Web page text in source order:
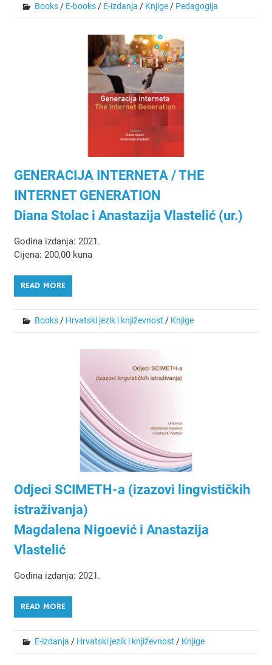
Books/ E-books/ E-izdanja / Knjige/ Pedagogija
GENERACIJA INTERNETA / THE
INTERNET GENERATION
Diana Stolac i Anastazija Vlastelić (ur.)
Godina izdanja: 2021.
Cijena: 200,00 kuna
READ MORE
Books/ Hrvatski jezik i književnost / Knjige
Odjeci SCIMETH-a (izazovi lingvističkih
istraživanja)
Magdalena Nigoević i Anastazija
Vlastelić
Godina izdanja: 2021.
READ MORE
E-izdanja / Hrvatski jezik i književnost / Knjige